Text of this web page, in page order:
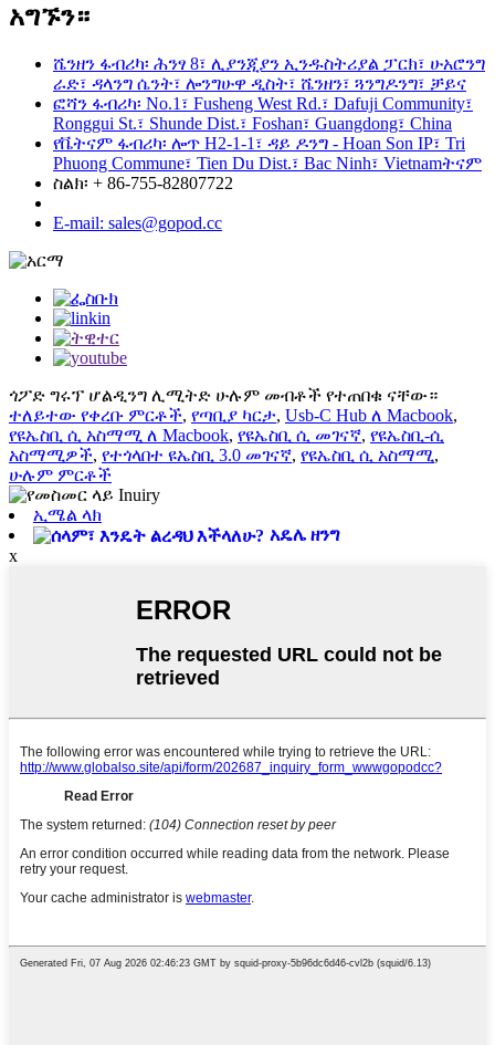
አግኙን።
ሼንዘን ፋብሪካ፡ ሕንፃ 8፣ ሊያንጂያን ኢንዱስትሪያል ፓርክ፣ ሁአሮንግ
ራድ፣ ዳላንግ ሴንት፣ ሎንግሁዋ ዲስት፣ ሼንዘን፣ ጓንግዶንግ፣ ቻይና
ፎሻን ፋብሪካ፡ No.1፣ Fusheng West Rd.፣ Dafuji Community፣
Ronggui St.፣ Shunde Dist.፣ Foshan፣ Guangdong፣ China
የቬትናም ፋብሪካ፡ ሎጥ H2-1-1፣ ዳይ ዶንግ - Hoan Son IP፣ Tri
Phuong Commune፣ Tien Du Dist.፣ Bac Ninh፣ Vietnamትናም
ስልክ፡ + 86-755-82807722
E-mail: sales@gopod.cc
ጎፖድ ግሩፕ ሆልዲንግ ሊሚትድ ሁሉም መብቶች የተጠበቁ ናቸው።
ተለይተው የቀረቡ ምርቶች, የጣቢያ ካርታ, Usb-C Hub ለ Macbook,
የዩኤስቢ ሲ አስማሚ ለ Macbook, የዩኤስቢ ሲ መገናኛ, የዩኤስቢ-ሲ
አስማሚዎች, የተጎላበተ ዩኤስቢ 3.0 መገናኛ, የዩኤስቢ ሲ አስማሚ,
ሁሉም ምርቶች
ኢሜል ላክ
አዴሌ ዘንግ
x